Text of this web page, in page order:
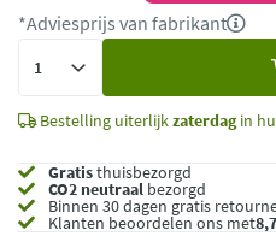
*Adviesprijs van fabrikant
Bestelling uiterlijkzaterdagin
Gratisthuisbezorgd
CO2 neutraal bezorgd
Binnen 30 dagen gratis
Klanten beoordelen ons met